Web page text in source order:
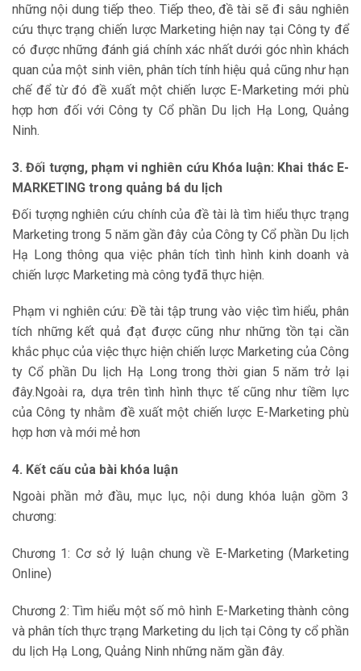
những nội dung tiếp theo. Tiếp theo, đề tài sẽ đi sâu nghiên
cứu thực trạng chiến lược Marketing hiện nay tại Công ty để
có được những đánh giá chính xác nhất dưới góc nhìn khách
quan của một sinh viên, phân tích tính hiệu quả cũng như hạn
chế để từ đó đề xuất một chiến lược E-Marketing mới phù
hợp hơn đối với Công ty Cổ phần Du lịch Hạ Long, Quảng
Ninh.
3. Đối tượng, phạm vi nghiên cứu Khóa luận: Khai thác E-
MARKETING trong quảng bá du lịch
Đối tượng nghiên cứu chính của đề tài là tìm hiểu thực trạng
Marketing trong 5 năm gần đây của Công ty Cổ phần Du lịch
Hạ Long thông qua việc phân tích tình hình kinh doanh và
chiến lược Marketing mà công tyđã thực hiện.
Phạm vi nghiên cứu: Đề tài tập trung vào việc tìm hiểu, phân
tích những kết quả đạt được cũng như những tồn tại cần
khắc phục của việc thực hiện chiến lược Marketing của Công
ty Cổ phần Du lịch Hạ Long trong thời gian 5 năm trở lại
đây.Ngoài ra, dựa trên tình hình thực tế cũng như tiềm lực
của Công ty nhằm đề xuất một chiến lược E-Marketing phù
hợp hơn và mới mẻ hơn
4. Kết cấu của bài khóa luận
Ngoài phần mở đầu, mục lục, nội dung khóa luận gồm 3
chương:
Chương 1: Cơ sở lý luận chung về E-Marketing (Marketing
Online)
Chương 2: Tìm hiểu một số mô hình E-Marketing thành công
và phân tích thực trạng Marketing du lịch tại Công ty cổ phần
du lịch Hạ Long, Quảng Ninh những năm gần đây.